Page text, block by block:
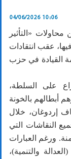
04/06/2026 10:06
«التأثير
عقب انتقادات
القيادة في حزب
على السلطة،
أبطالهم بالخونة
إردوغان، خلال
النقاشات التي
ورغم العبارات
والتنمية)،